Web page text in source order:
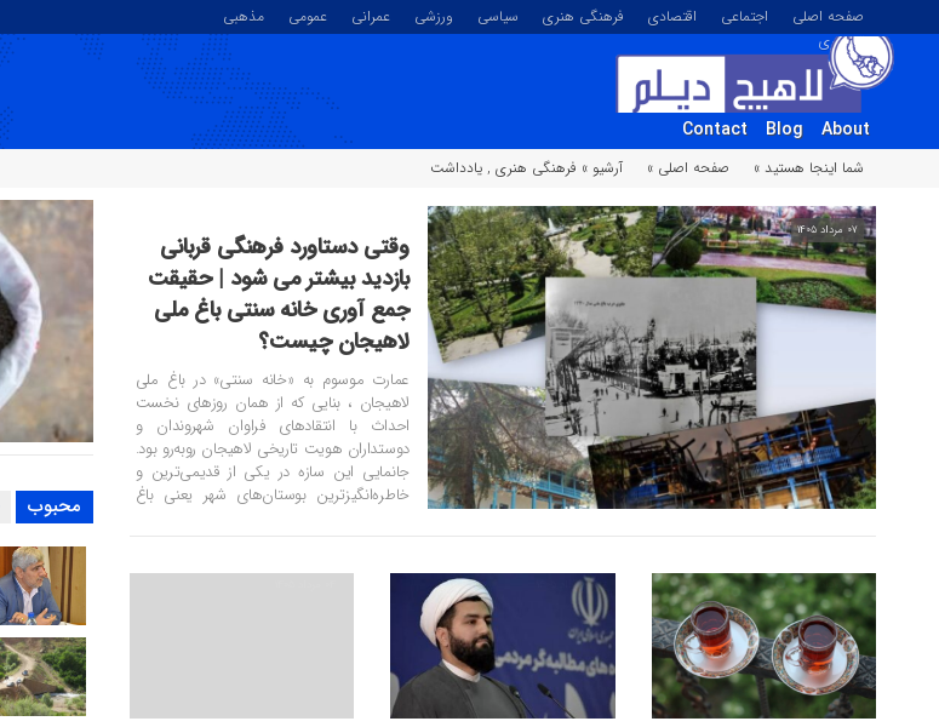
صفحه اصلی اجتماعی اقتصادی فرهنگی هنری سیاسی ورزشی عمرانی عمومی
مذهبی
تصویری
About
Blog
Contact
شما اینجا هستید »
صفحه اصلی » آرشیو » فرهنگی هنری , یادداشت
۰۷ مرداد ۱۴۰۵
وقتی دستاورد فرهنگی قربانی
بازدید بیشتر می شود | حقیقت
جمع آوری خانه سنتی باغ ملی
لاهیجان چیست؟
عمارت موسوم به «خانه سنتی» در باغ ملی
لاهیجان ، بنایی که از همان روزهای نخست
احداث با انتقادهای فراوان شهروندان و
دوستداران هویت تاریخی لاهیجان روبه‌رو بود.
جانمایی این سازه در یکی از قدیمی‌ترین و
خاطره‌انگیزترین بوستان‌های شهر یعنی باغ
۰۷ مرداد ۱۴۰۵ ۰۴ مرداد ۱۴۰۵
گیلان
محبوب